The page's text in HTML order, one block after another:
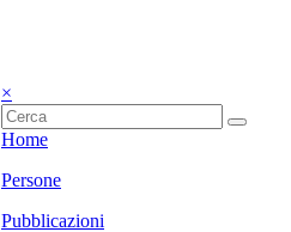
×
Home
Persone
Pubblicazioni